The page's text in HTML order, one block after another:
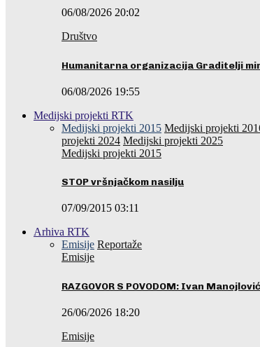
06/08/2026 20:02
Društvo
Humanitarna organizacija Graditelji
06/08/2026 19:55
Medijski projekti RTK
Medijski projekti 2015 Medijski projekti
projekti 2024 Medijski projekti 2025
Medijski projekti 2015
STOP vršnjačkom nasilju
07/09/2015 03:11
Arhiva RTK
Emisije Reportaže
Emisije
RAZGOVOR S POVODOM: Ivan
26/06/2026 18:20
Emisije